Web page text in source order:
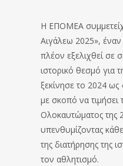
Η ΕΠΟΜΕΑ
Αιγάλεω 2025»,
πλέον εξελιχθεί σε
ιστορικό θεσμό για
ξεκίνησε το 2024
με σκοπό να τιμήσει
Ολοκαυτώματος της
υπενθυμίζοντας
της διατήρησης της
τον αθλητισμό.